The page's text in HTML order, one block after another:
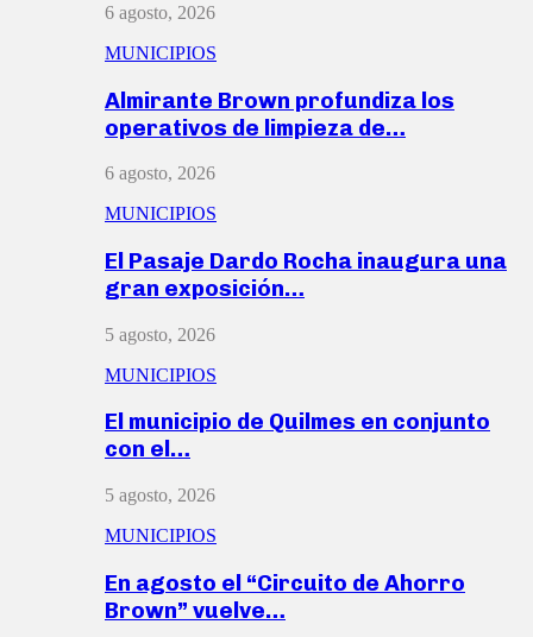
6 agosto, 2026
MUNICIPIOS
Almirante Brown profundiza los
operativos de limpieza de…
6 agosto, 2026
MUNICIPIOS
El Pasaje Dardo Rocha inaugura una
gran exposición…
5 agosto, 2026
MUNICIPIOS
El municipio de Quilmes en conjunto
con el…
5 agosto, 2026
MUNICIPIOS
En agosto el “Circuito de Ahorro
Brown” vuelve…